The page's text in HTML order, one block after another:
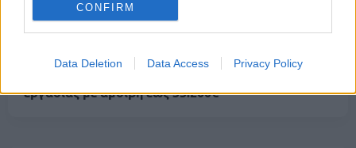
CONFIRM
Data Deletion Data Access Privacy Policy
ΔΑΙΔΑΛΟΣ ΑΕ: Μέχρι αύριο οι αιτήσεις για θέσεις
εργασίας με αμοιβή έως 35.200€